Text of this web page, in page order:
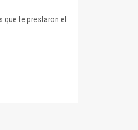
que te prestaron el